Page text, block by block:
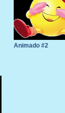
Animado #2